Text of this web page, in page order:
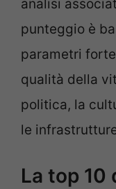
analisi
punteggio è
parametri
qualità della
politica, la
le
La top 10